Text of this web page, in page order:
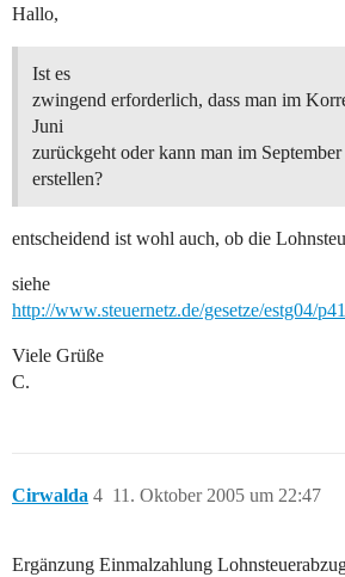
Hallo,
Ist es
zwingend erforderlich, dass man im
Juni
zurückgeht oder kann man im
erstellen?
entscheidend ist wohl auch, ob die
siehe
http://www.steuernetz.de/gesetze/estg04/
Viele Grüße
C.
Cirwalda 11. Oktober 2005 um 22:47
4
Ergänzung Einmalzahlung